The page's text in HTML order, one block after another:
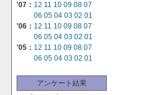
'07： 12 11 10 09 08 07
06 05 04 03 02 01
'06： 12 11 10 09 08 07
06 05 04 03 02 01
'05： 12 11 10 09 08 07
06 05 04 03 02 01
アンケート結果